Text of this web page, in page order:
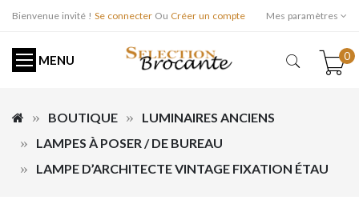
Bienvenue invité ! Se connecter Ou Créer un compte Mes paramètres
MENU 0
BOUTIQUE
LUMINAIRES ANCIENS
LAMPES À POSER / DE BUREAU
LAMPE D’ARCHITECTE VINTAGE FIXATION ÉTAU